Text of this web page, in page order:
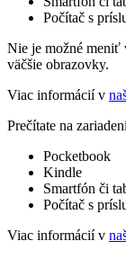
Počítač s
Nie je možné meniť
väčšie obrazovky.
Viac informácií v
Prečítate na
Pocketbook
Kindle
Smartfón či
Počítač s
Viac informácií v